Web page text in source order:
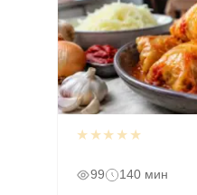
★★★★★
99 140 мин